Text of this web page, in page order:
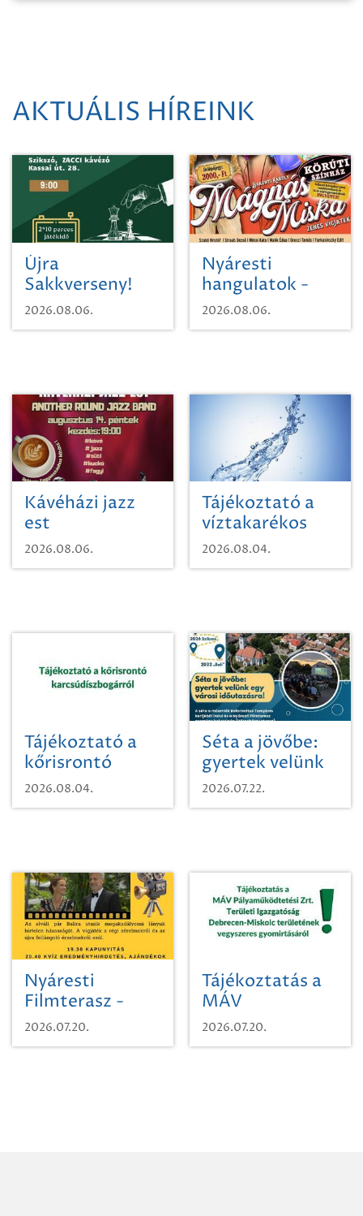
AKTUÁLIS HÍREINK
Újra
Sakkverseny!
2026.08.06.
Nyáresti
hangulatok -
Mágnás Miska
2026.08.06.
Kávéházi jazz
est
2026.08.06.
Tájékoztató a
víztakarékos
vízhasználatról
2026.08.04.
Tájékoztató a
kőrisrontó
karcsúdíszbogárról
2026.08.04.
Séta a jövőbe:
gyertek velünk
egy városi
időutazásra!
2026.07.22.
Nyáresti
Filmterasz -
Beugró a
Paradicsomba
2026.07.20.
Tájékoztatás a
MÁV
Pályaműködtetési
Zrt. Területi
2026.07.20.